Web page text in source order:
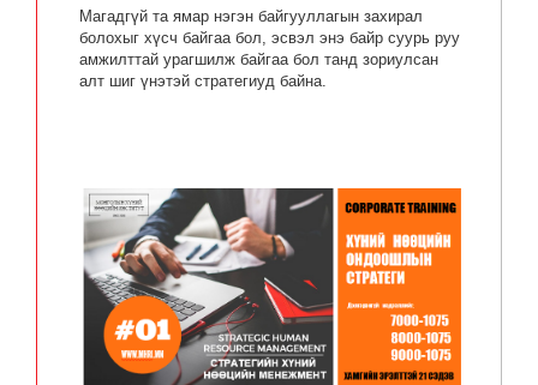
Магадгүй та ямар нэгэн байгууллагын захирал
болохыг хүсч байгаа бол, эсвэл энэ байр суурь руу
амжилттай урагшилж байгаа бол танд зориулсан
алт шиг үнэтэй стратегиуд байна.